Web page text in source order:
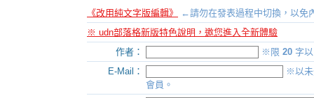
《改用純文字版編輯》
←請勿在發表過程中切換，以免
※ udn部落格新版特色說明，邀您進入全新體驗
作者：
※限 20 字
E-Mail：
※以未
會員。